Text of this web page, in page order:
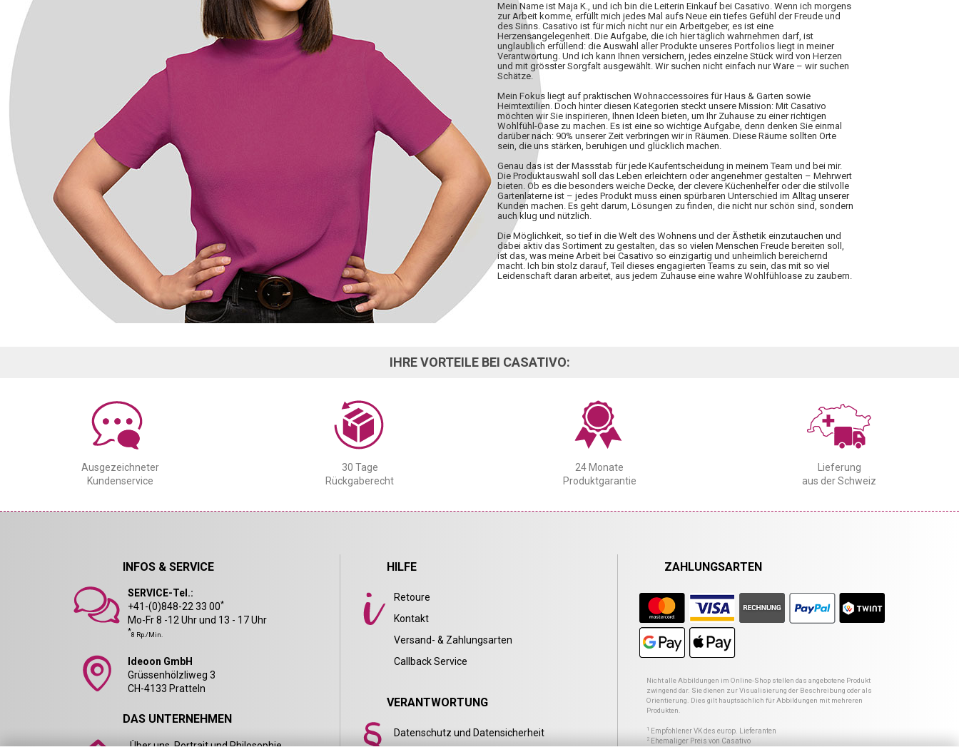
Mein Name ist Maja K., und ich bin die Leiterin Einkauf bei Casativo. Wenn ich morgens
zur Arbeit komme, erfüllt mich jedes Mal aufs Neue ein tiefes Gefühl der Freude und
des Sinns. Casativo ist für mich nicht nur ein Arbeitgeber, es ist eine
Herzensangelegenheit. Die Aufgabe, die ich hier täglich wahrnehmen darf, ist
unglaublich erfüllend: die Auswahl aller Produkte unseres Portfolios liegt in meiner
Verantwortung. Und ich kann Ihnen versichern, jedes einzelne Stück wird von Herzen
und mit grösster Sorgfalt ausgewählt. Wir suchen nicht einfach nur Ware – wir suchen
Schätze.
Mein Fokus liegt auf praktischen Wohnaccessoires für Haus & Garten sowie
Heimtextilien. Doch hinter diesen Kategorien steckt unsere Mission: Mit Casativo
möchten wir Sie inspirieren, Ihnen Ideen bieten, um Ihr Zuhause zu einer richtigen
Wohlfühl-Oase zu machen. Es ist eine so wichtige Aufgabe, denn denken Sie einmal
darüber nach: 90% unserer Zeit verbringen wir in Räumen. Diese Räume sollten Orte
sein, die uns stärken, beruhigen und glücklich machen.
Genau das ist der Massstab für jede Kaufentscheidung in meinem Team und bei mir.
Die Produktauswahl soll das Leben erleichtern oder angenehmer gestalten – Mehrwert
bieten. Ob es die besonders weiche Decke, der clevere Küchenhelfer oder die stilvolle
Gartenlaterne ist – jedes Produkt muss einen spürbaren Unterschied im Alltag unserer
Kunden machen. Es geht darum, Lösungen zu finden, die nicht nur schön sind, sondern
auch klug und nützlich.
Die Möglichkeit, so tief in die Welt des Wohnens und der Ästhetik einzutauchen und
dabei aktiv das Sortiment zu gestalten, das so vielen Menschen Freude bereiten soll,
ist das, was meine Arbeit bei Casativo so einzigartig und unheimlich bereichernd
macht. Ich bin stolz darauf, Teil dieses engagierten Teams zu sein, das mit so viel
Leidenschaft daran arbeitet, aus jedem Zuhause eine wahre Wohlfühloase zu zaubern.
IHRE VORTEILE BEI CASATIVO:
Ausgezeichneter
Kundenservice
30 Tage
Rückgaberecht
24 Monate
Produktgarantie
Lieferung
aus der Schweiz
INFOS & SERVICE
SERVICE-Tel.:
+41-(0)848-22 33 00*
Mo-Fr 8 -12 Uhr und 13 - 17 Uhr
*8 Rp./Min.
Ideoon GmbH
Grüssenhölzliweg 3
CH-4133 Pratteln
DAS UNTERNEHMEN
HILFE
Retoure
Kontakt
Versand- & Zahlungsarten
Callback Service
VERANTWORTUNG
Datenschutz und Datensicherheit
ZAHLUNGSARTEN
Nicht alle Abbildungen im Online-Shop stellen das angebotene Produkt
zwingend dar. Sie dienen zur Visualisierung der Beschreibung oder als
Orientierung. Dies gilt hauptsächlich für Abbildungen mit mehreren
Produkten.
1 Empfohlener VK des europ. Lieferanten
2 Ehemaliger Preis von Casativo